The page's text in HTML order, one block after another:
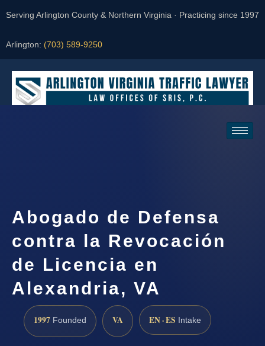
Serving Arlington County & Northern Virginia · Practicing since 1997
Arlington: (703) 589-9250
Abogado de Defensa
contra la Revocación
de Licencia en
Alexandria, VA
1997 Founded VA EN · ES Intake